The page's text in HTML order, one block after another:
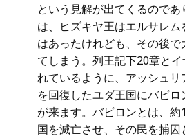
という見解が出てくるので
は、ヒズキヤ王はエルサレ
はあったけれども、その後で
てしまう。列王記下20章と
れているように、アッシュ
を回復したユダ王国にバビ
が来ます。バビロンとは、
国を滅亡させ、その民を捕